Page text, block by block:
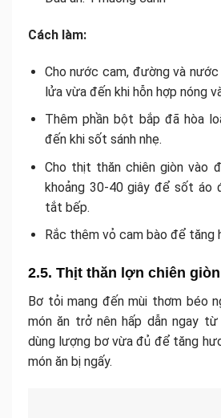
Cách làm:
Cho nước cam, đường và
lửa vừa đến khi hỗn hợp nóng
Thêm phần bột bắp đã hòa
đến khi sốt sánh nhẹ.
Cho thịt thăn chiên giòn vào
khoảng 30-40 giây để sốt áo
tắt bếp.
Rắc thêm vỏ cam bào để tăng
2.5. Thịt thăn lợn chiên
Bơ tỏi mang đến mùi thơm béo
món ăn trở nên hấp dẫn ngay từ
dùng lượng bơ vừa đủ để tăng
món ăn bị ngấy.